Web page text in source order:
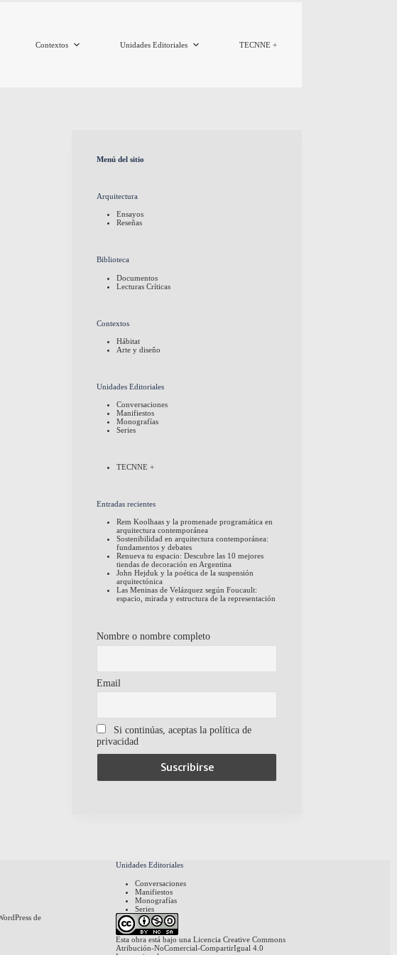
Contextos Unidades Editoriales TECNNE +
Menú del sitio
Arquitectura
Ensayos
Reseñas
Biblioteca
Documentos
Lecturas Críticas
Contextos
Hábitat
Arte y diseño
Unidades Editoriales
Conversaciones
Manifiestos
Monografías
Series
TECNNE +
Entradas recientes
Rem Koolhaas y la promenade programática en
arquitectura contemporánea
Sostenibilidad en arquitectura contemporánea:
fundamentos y debates
Renueva tu espacio: Descubre las 10 mejores
tiendas de decoración en Argentina
John Hejduk y la poética de la suspensión
arquitectónica
Las Meninas de Velázquez según Foucault:
espacio, mirada y estructura de la representación
Nombre o nombre completo
Email
Si continúas, aceptas la política de
privacidad
Unidades Editoriales
Conversaciones
Manifiestos
Monografías
Series
de
Esta obra está bajo una Licencia Creative Commons
Atribución-NoComercial-CompartirIgual 4.0